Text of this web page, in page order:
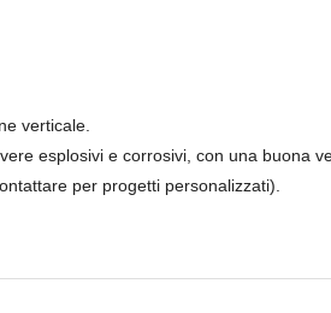
verticale.
esplosivi e corrosivi, con una buona
per progetti personalizzati).